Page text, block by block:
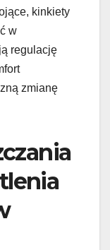
kinkiety
w
regulację
zmianę